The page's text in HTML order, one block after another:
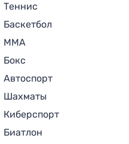
Теннис
Баскетбол
MMA
Бокс
Автоспорт
Шахматы
Киберспорт
Биатлон